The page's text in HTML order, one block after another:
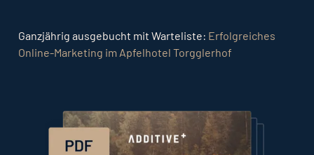
Ganzjährig ausgebucht mit Warteliste: Erfolgreiches
Online-Marketing im Apfelhotel Torgglerhof